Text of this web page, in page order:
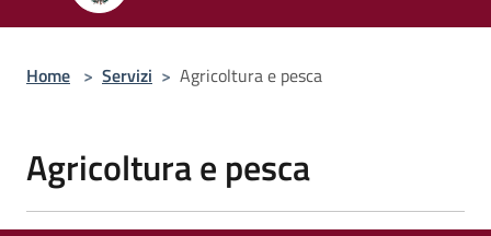
Home > Servizi > Agricoltura e pesca
Agricoltura e pesca